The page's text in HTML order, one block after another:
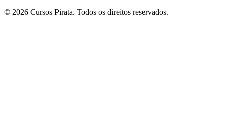
© 2026 Cursos Pirata. Todos os direitos reservados.